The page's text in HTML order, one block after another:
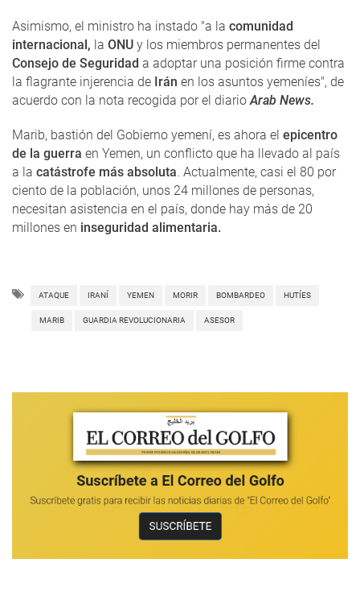
Asimismo, el ministro ha instado "a la comunidad
internacional, la ONU y los miembros permanentes del
Consejo de Seguridad a adoptar una posición firme contra
la flagrante injerencia de Irán en los asuntos yemeníes", de
acuerdo con la nota recogida por el diario Arab News.
Marib, bastión del Gobierno yemení, es ahora el epicentro
de la guerra en Yemen, un conflicto que ha llevado al país
a la catástrofe más absoluta. Actualmente, casi el 80 por
ciento de la población, unos 24 millones de personas,
necesitan asistencia en el país, donde hay más de 20
millones en inseguridad alimentaria.
ATAQUE IRANÍ YEMEN MORIR BOMBARDEO HUTÍES
MARIB GUARDIA REVOLUCIONARIA ASESOR